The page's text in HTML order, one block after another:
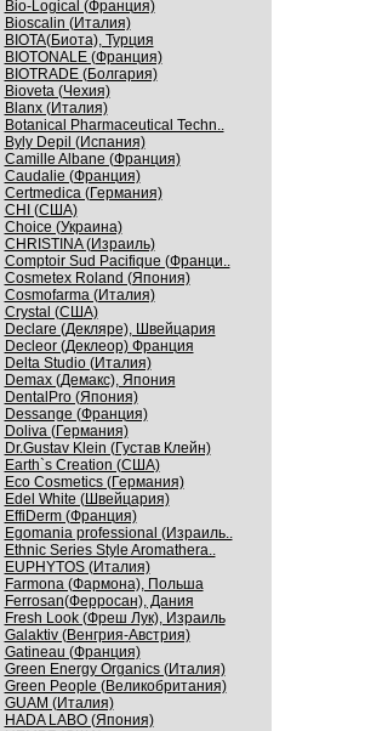
Bio-Logical (Франция)
Bioscalin (Италия)
BIOTA(Биота), Турция
BIOTONALE (Франция)
BIOTRADE (Болгария)
Bioveta (Чехия)
Blanx (Италия)
Botanical Pharmaceutical Techn..
Byly Depil (Испания)
Camille Albane (Франция)
Caudalie (Франция)
Certmedica (Германия)
CHI (США)
Choice (Украина)
CHRISTINA (Израиль)
Comptoir Sud Pacifique (Франци..
Cosmetex Roland (Япония)
Cosmofarma (Италия)
Crystal (США)
Declare (Декляре), Швейцария
Decleor (Деклеор) Франция
Delta Studio (Италия)
Demax (Демакс), Япония
DentalPro (Япония)
Dessange (Франция)
Doliva (Германия)
Dr.Gustav Klein (Густав Клейн)
Earth`s Creation (США)
Eco Cosmetics (Германия)
Edel White (Швейцария)
EffiDerm (Франция)
Egomania professional (Израиль..
Ethnic Series Style Aromathera..
EUPHYTOS (Италия)
Farmona (Фармона), Польша
Ferrosan(Ферросан), Дания
Fresh Look (Фреш Лук), Израиль
Galaktiv (Венгрия-Австрия)
Gatineau (Франция)
Green Energy Organics (Италия)
Green People (Великобритания)
GUAM (Италия)
HADA LABO (Япония)